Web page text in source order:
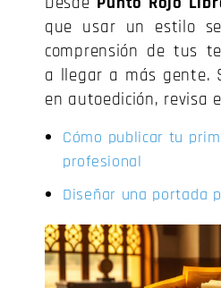
que usar un estilo
comprensión de tus
a llegar a más gente.
en autoedición, revisa
Cómo publicar tu
profesional
Diseñar una portada